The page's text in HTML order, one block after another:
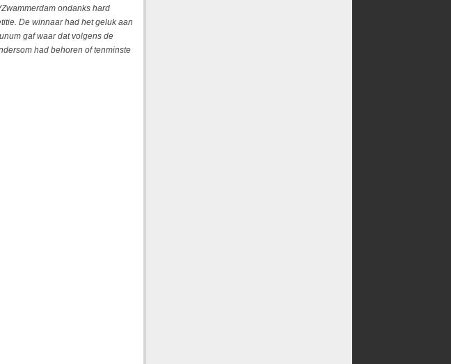
ondanks hard
De winnaar had het geluk aan
gaf waar dat volgens de
had behoren of tenminste